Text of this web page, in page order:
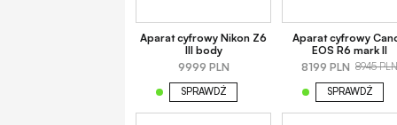
Aparat cyfrowy Nikon Z6
III body
9999 PLN
SPRAWDŹ
Aparat cyfrowy
EOS R6 mark II
8199 PLN 8945 PLN
SPRAWDŹ